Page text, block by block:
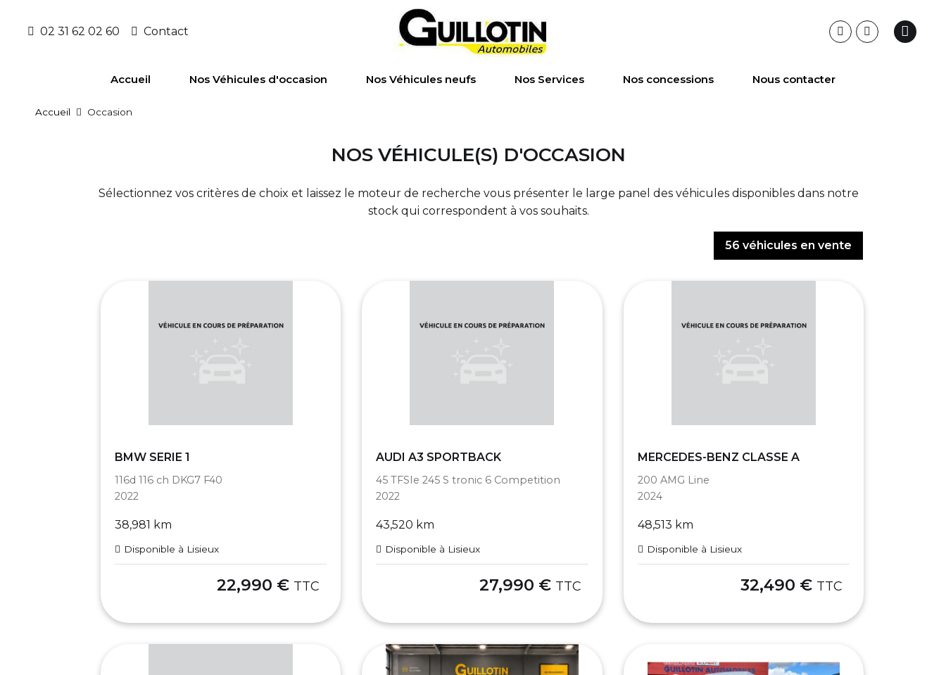
02 31 62 02 60 Contact
Accueil Nos Véhicules d'occasion Nos Véhicules neufs Nos Services Nos concessions Nous contacter
Accueil Occasion
NOS VÉHICULE(S) D'OCCASION
Sélectionnez vos critères de choix et laissez le moteur de recherche vous présenter le large panel des véhicules disponibles dans notre
stock qui correspondent à vos souhaits.
56 véhicules en vente
BMW SERIE 1
116d 116 ch DKG7 F40
2022
38,981 km
Disponible à Lisieux
22,990 € TTC
AUDI A3 SPORTBACK
45 TFSIe 245 S tronic 6 Competition
2022
43,520 km
Disponible à Lisieux
27,990 € TTC
MERCEDES-BENZ CLASSE A
200 AMG Line
2024
48,513 km
Disponible à Lisieux
32,490 € TTC